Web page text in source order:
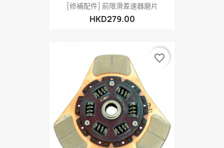
[修補配件] 前限滑差速器磨片
HKD279.00
favorite_border